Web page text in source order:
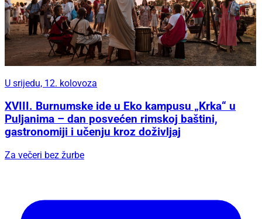
U srijedu, 12. kolovoza
XVIII. Burnumske ide u Eko kampusu „Krka“ u
Puljanima – dan posvećen rimskoj baštini,
gastronomiji i učenju kroz doživljaj
Za večeri bez žurbe